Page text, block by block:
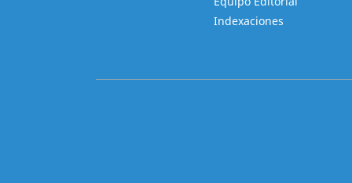
Indexaciones